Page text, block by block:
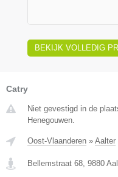
BEKIJK VOLLEDIG
Catry
Niet gevestigd in de
Henegouwen.
Oost-Vlaanderen » Aalter
Bellemstraat 68 9880